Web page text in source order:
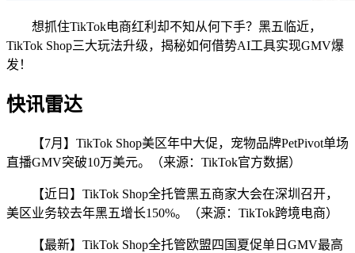
想抓住TikTok电商红利却不知从何下手？黑五临近，
TikTok Shop三大玩法升级，揭秘如何借势AI工具实现GMV爆
发！
快讯雷达
【7月】TikTok Shop美区年中大促，宠物品牌PetPivot单场
直播GMV突破10万美元。（来源：TikTok官方数据）
【近日】TikTok Shop全托管黑五商家大会在深圳召开，
美区业务较去年黑五增长150%。（来源：TikTok跨境电商）
【最新】TikTok Shop全托管欧盟四国夏促单日GMV最高